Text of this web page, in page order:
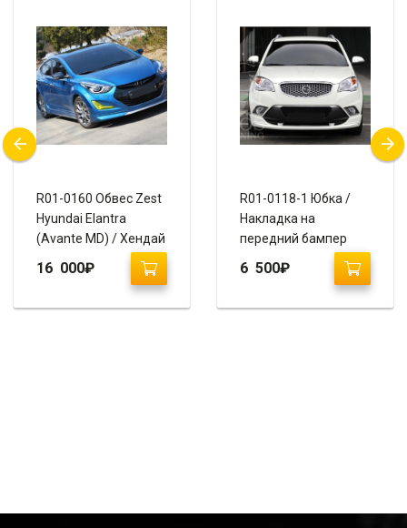
R01-0160 Обвес Zest
Hyundai Elantra
(Avante MD) / Хендай
Элантра Рестайлинг
16 000₽
R01-0118-1 Юбка /
Накладка на
передний бампер
SsangYong Action
6 500₽